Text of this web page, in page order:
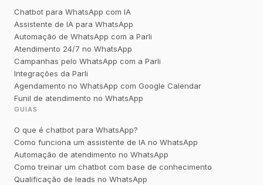
Chatbot para WhatsApp com IA
Assistente de IA para WhatsApp
Automação de WhatsApp com a Parli
Atendimento 24/7 no WhatsApp
Campanhas pelo WhatsApp com a Parli
Integrações da Parli
Agendamento no WhatsApp com Google Calendar
Funil de atendimento no WhatsApp
GUIAS
O que é chatbot para WhatsApp?
Como funciona um assistente de IA no WhatsApp
Automação de atendimento no WhatsApp
Como treinar um chatbot com base de conhecimento
Qualificação de leads no WhatsApp